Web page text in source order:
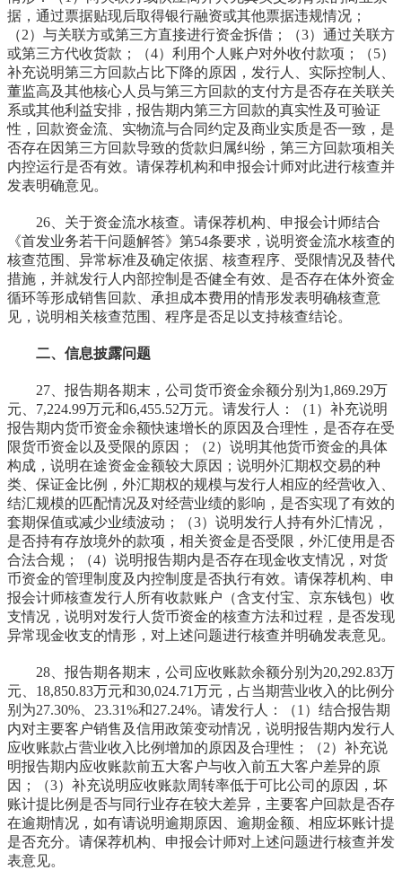
据，通过票据贴现后取得银行融资或其他票据违规情况；
（2）与关联方或第三方直接进行资金拆借；（3）通过关联方
或第三方代收货款；（4）利用个人账户对外收付款项；（5）
补充说明第三方回款占比下降的原因，发行人、实际控制人、
董监高及其他核心人员与第三方回款的支付方是否存在关联关
系或其他利益安排，报告期内第三方回款的真实性及可验证
性，回款资金流、实物流与合同约定及商业实质是否一致，是
否存在因第三方回款导致的货款归属纠纷，第三方回款项相关
内控运行是否有效。请保荐机构和申报会计师对此进行核查并
发表明确意见。
26、关于资金流水核查。请保荐机构、申报会计师结合
《首发业务若干问题解答》第54条要求，说明资金流水核查的
核查范围、异常标准及确定依据、核查程序、受限情况及替代
措施，并就发行人内部控制是否健全有效、是否存在体外资金
循环等形成销售回款、承担成本费用的情形发表明确核查意
见，说明相关核查范围、程序是否足以支持核查结论。
二、信息披露问题
27、报告期各期末，公司货币资金余额分别为1,869.29万
元、7,224.99万元和6,455.52万元。请发行人：（1）补充说明
报告期内货币资金余额快速增长的原因及合理性，是否存在受
限货币资金以及受限的原因；（2）说明其他货币资金的具体
构成，说明在途资金金额较大原因；说明外汇期权交易的种
类、保证金比例，外汇期权的规模与发行人相应的经营收入、
结汇规模的匹配情况及对经营业绩的影响，是否实现了有效的
套期保值或减少业绩波动；（3）说明发行人持有外汇情况，
是否持有存放境外的款项，相关资金是否受限，外汇使用是否
合法合规；（4）说明报告期内是否存在现金收支情况，对货
币资金的管理制度及内控制度是否执行有效。请保荐机构、申
报会计师核查发行人所有收款账户（含支付宝、京东钱包）收
支情况，说明对发行人货币资金的核查方法和过程，是否发现
异常现金收支的情形，对上述问题进行核查并明确发表意见。
28、报告期各期末，公司应收账款余额分别为20,292.83万
元、18,850.83万元和30,024.71万元，占当期营业收入的比例分
别为27.30%、23.31%和27.24%。请发行人：（1）结合报告期
内对主要客户销售及信用政策变动情况，说明报告期内发行人
应收账款占营业收入比例增加的原因及合理性；（2）补充说
明报告期内应收账款前五大客户与收入前五大客户差异的原
因；（3）补充说明应收账款周转率低于可比公司的原因，坏
账计提比例是否与同行业存在较大差异，主要客户回款是否存
在逾期情况，如有请说明逾期原因、逾期金额、相应坏账计提
是否充分。请保荐机构、申报会计师对上述问题进行核查并发
表意见。